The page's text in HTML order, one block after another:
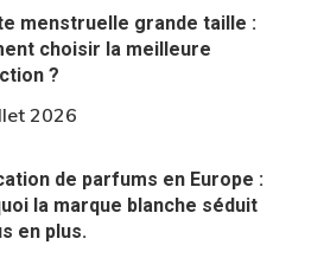
menstruelle grande taille :
choisir la meilleure
?
2026
de parfums en Europe :
la marque blanche séduit
en plus.